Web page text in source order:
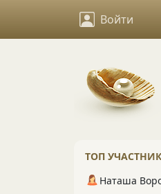
Войти
ТОП